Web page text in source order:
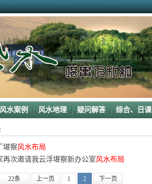
到的龙穴图
虎下山”形
老阳宅风水吉凶（二）
阳宅风水布局
验堪察阳宅风水
风水吉凶
风水案例 风水地理 疑问解答 综合、日课
堪察风水布局
再次邀请我云浮堪察新办公室风水布局
22条 上一页 1 2 下一页